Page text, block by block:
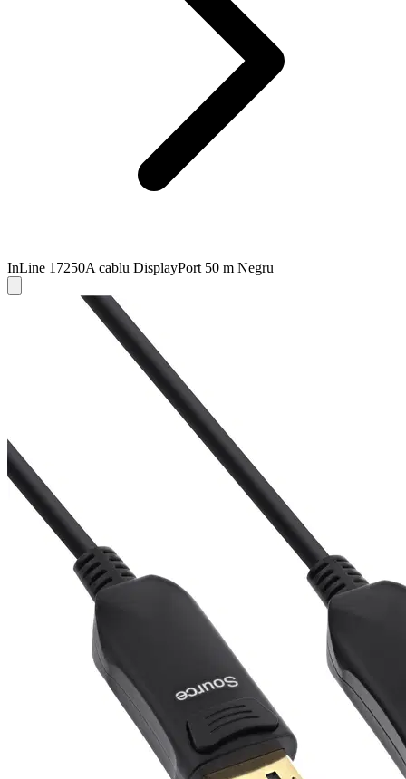
InLine 17250A cablu DisplayPort 50 m Negru